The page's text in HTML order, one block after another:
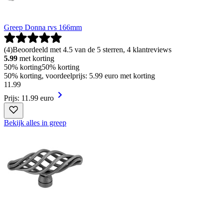
Greep Donna rvs 166mm
(4)Beoordeeld met 4.5 van de 5 sterren, 4 klantreviews
5.99 met korting
50% korting50% korting
50% korting, voordeelprijs: 5.99 euro met korting
11 .99
Prijs: 11.99 euro
Bekijk alles in greep